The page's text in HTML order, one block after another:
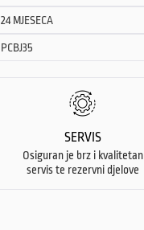
24 MJESECA
PCBJ35
SERVIS
Osiguran je brz i kvalitetan
servis te rezervni djelove